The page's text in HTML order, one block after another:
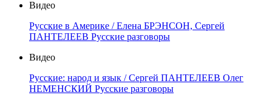
Видео
Русские в Америке / Елена БРЭНСОН, Сергей
ПАНТЕЛЕЕВ Русские разговоры
Видео
Русские: народ и язык / Сергей ПАНТЕЛЕЕВ Олег
НЕМЕНСКИЙ Русские разговоры